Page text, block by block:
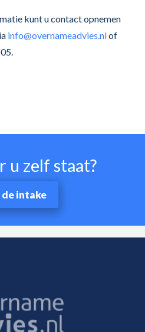
kunt u contact opnemen
info@overnameadvies.nlof
u zelf staat?
de intake